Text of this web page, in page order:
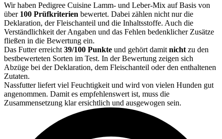
Wir haben Pedigree Cuisine Lamm- und Leber-Mix auf Basis von
über 100 Prüfkriterien bewertet. Dabei zählen nicht nur die
Deklaration, der Fleischanteil und die Inhaltsstoffe. Auch die
Verständlichkeit der Angaben und das Fehlen bedenklicher Zusätze
fließen in die Bewertung ein.
Das Futter erreicht 39/100 Punkte und gehört damit nicht zu den
bestbewerteten Sorten im Test. In der Bewertung zeigen sich
Abzüge bei der Deklaration, dem Fleischanteil oder den enthaltenen
Zutaten.
Nassfutter liefert viel Feuchtigkeit und wird von vielen Hunden gut
angenommen. Damit es empfehlenswert ist, muss die
Zusammensetzung klar ersichtlich und ausgewogen sein.